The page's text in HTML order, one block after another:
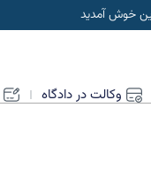
خوش آمدید
وکالت در دادگاه